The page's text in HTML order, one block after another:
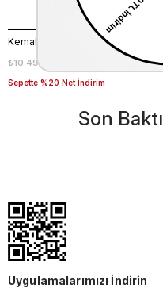
₺10.495,00
Sepette %20 Net İndirim
Son
Uygulamalarımızı İndirin